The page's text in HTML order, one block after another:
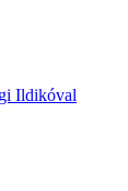
Ildikóval